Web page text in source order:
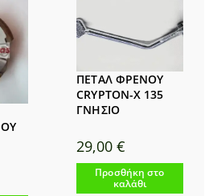
ΠΕΤΑΛ ΦΡΕΝΟΥ
CRYPTON-X 135
ΓΝΗΣΙΟ
29,00 €
Προσθήκη στο
καλάθι